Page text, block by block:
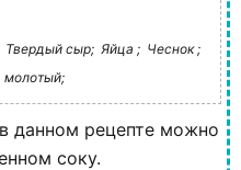
Твердый сыр; Яйца ; Чеснок ;
молотый;
данном рецепте можно
соку.